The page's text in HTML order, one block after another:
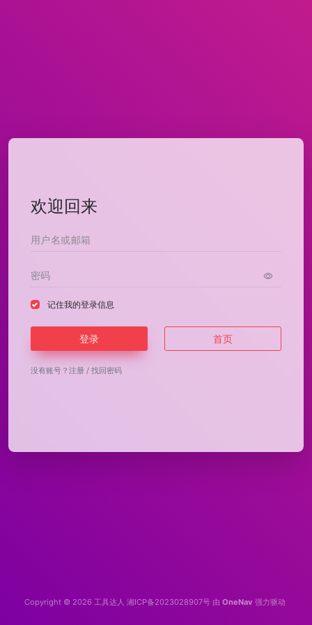
欢迎回来
记住我的登录信息
登录 首页
没有账号？ 注册 / 找回密码
Copyright © 2026 工具达人 湘ICP备2023028907号 由 OneNav 强力驱动